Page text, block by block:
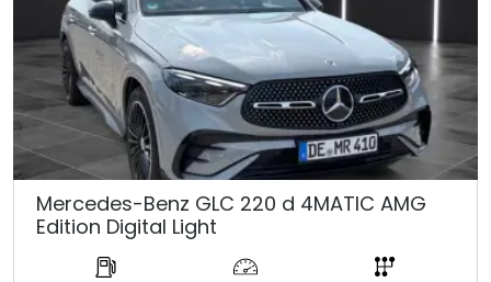
Mercedes-Benz GLC 220 d 4MATIC AMG
Edition Digital Light